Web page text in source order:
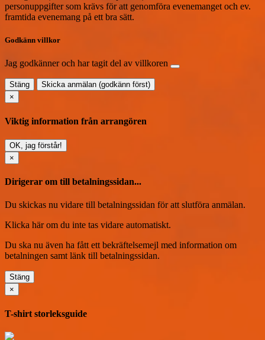
personuppgifter som krävs för att genomföra evenemanget och ev.
framtida evenemang på ett bra sätt.
Godkänn villkor
Jag godkänner och har tagit del av villkoren
Stäng
Skicka anmälan (godkänn först)
×
Viktig information från arrangören
OK, jag förstår!
×
Dirigerar om till betalningssidan...
Du skickas nu vidare till betalningssidan för att slutföra anmälan.
Klicka härom du inte tas vidare automatiskt.
Du ska nu även ha fått ett bekräftelsemejl med information om
betalningen samt länk till betalningssidan.
Stäng
×
T-shirt storleksguide